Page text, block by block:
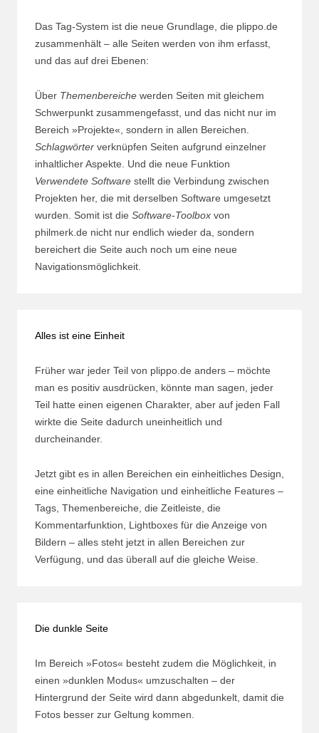
Das Tag-System ist die neue Grundlage, die plippo.de
zusammenhält – alle Seiten werden von ihm erfasst,
und das auf drei Ebenen:
Über Themenbereichewerden Seiten mit gleichem
Schwerpunkt zusammengefasst, und das nicht nur im
Bereich »Projekte«, sondern in allen Bereichen.
Schlagwörterverknüpfen Seiten aufgrund einzelner
inhaltlicher Aspekte. Und die neue Funktion
Verwendete Softwarestellt die Verbindung zwischen
Projekten her, die mit derselben Software umgesetzt
wurden. Somit ist die Software-Toolboxvon
philmerk.de nicht nur endlich wieder da, sondern
bereichert die Seite auch noch um eine neue
Navigationsmöglichkeit.
Alles ist eine Einheit
Früher war jeder Teil von plippo.de anders – möchte
man es positiv ausdrücken, könnte man sagen, jeder
Teil hatte einen eigenen Charakter, aber auf jeden Fall
wirkte die Seite dadurch uneinheitlich und
durcheinander.
Jetzt gibt es in allen Bereichen ein einheitliches Design,
eine einheitliche Navigation und einheitliche Features –
Tags, Themenbereiche, die Zeitleiste, die
Kommentarfunktion, Lightboxes für die Anzeige von
Bildern – alles steht jetzt in allen Bereichen zur
Verfügung, und das überall auf die gleiche Weise.
Die dunkle Seite
Im Bereich »Fotos« besteht zudem die Möglichkeit, in
einen »dunklen Modus« umzuschalten – der
Hintergrund der Seite wird dann abgedunkelt, damit die
Fotos besser zur Geltung kommen.